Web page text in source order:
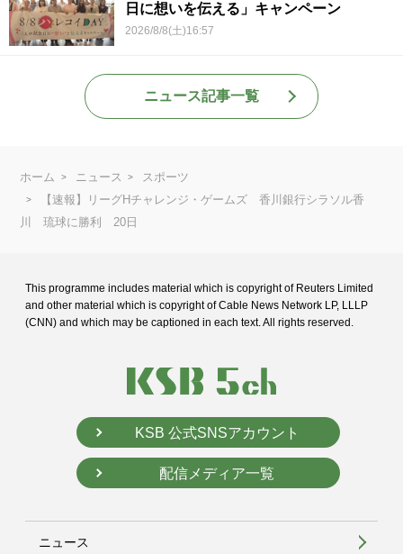
日に想いを伝える」キャンペーン
2026/8/8(土)16:57
ニュース記事一覧
ホーム ニュース
スポーツ
【速報】リーグHチャレンジ・ゲームズ 香川銀行シラソル香
川 琉球に勝利 20日
This programme includes material which is copyright of Reuters Limited
and other material which is copyright of Cable News Network LP, LLLP
(CNN) and which may be captioned in each text. All rights reserved.
KSB 公式SNSアカウント
配信メディア一覧
ニュース